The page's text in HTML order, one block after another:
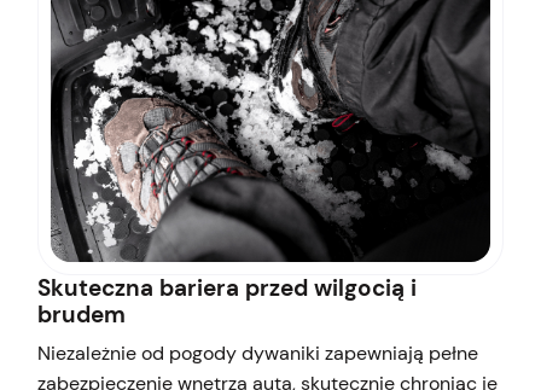
Skuteczna bariera przed wilgocią i
brudem
Niezależnie od pogody dywaniki zapewniają pełne
zabezpieczenie wnętrza auta, skutecznie chroniąc je